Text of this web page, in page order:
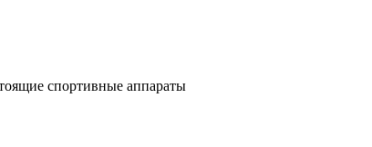
спортивные аппараты